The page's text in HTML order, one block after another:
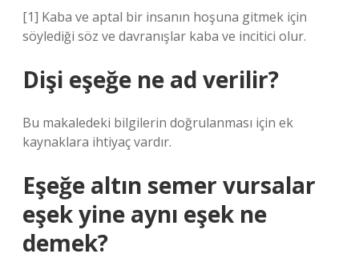
[1] Kaba ve aptal bir insanın hoşuna gitmek için
söylediği söz ve davranışlar kaba ve incitici olur.
Dişi eşeğe ne ad verilir?
Bu makaledeki bilgilerin doğrulanması için ek
kaynaklara ihtiyaç vardır.
Eşeğe altın semer vursalar
eşek yine aynı eşek ne
demek?